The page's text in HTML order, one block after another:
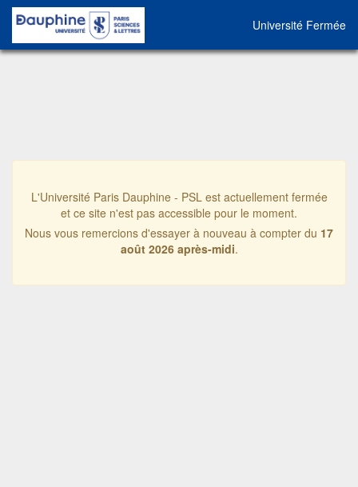
Université Fermée
L'Université Paris Dauphine - PSL est actuellement fermée
et ce site n'est pas accessible pour le moment.
Nous vous remercions d'essayer à nouveau à compter du 17
août 2026 après-midi.